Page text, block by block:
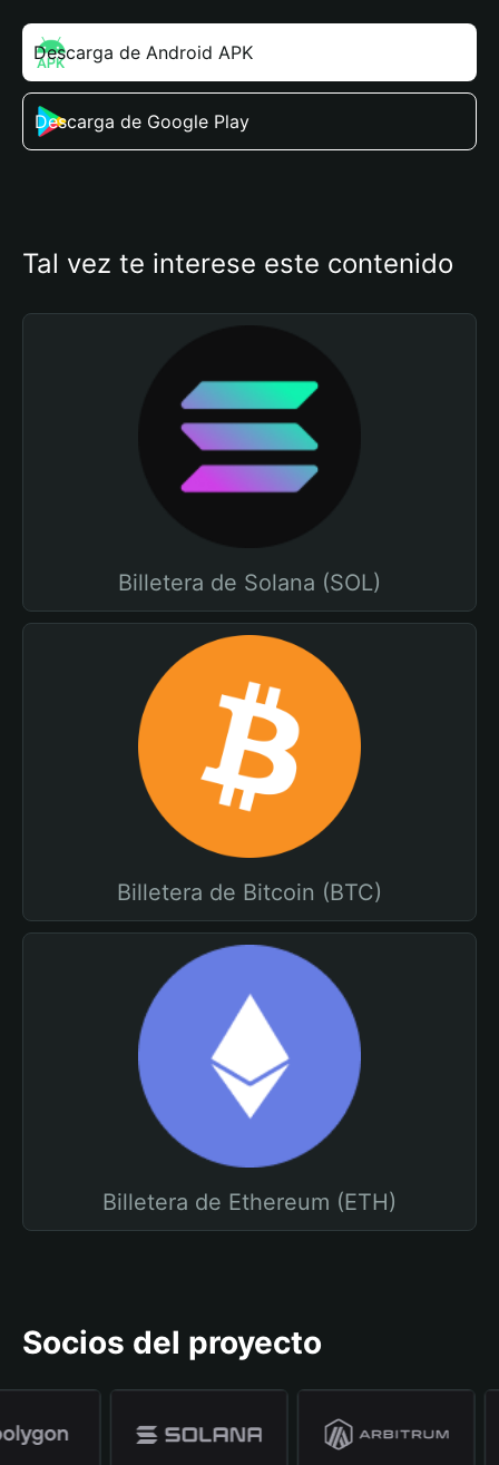
Descarga de Android APK
Descarga de Google Play
Tal vez te interese este contenido
Billetera de Solana (SOL)
Billetera de Bitcoin (BTC)
Billetera de Ethereum (ETH)
Socios del proyecto